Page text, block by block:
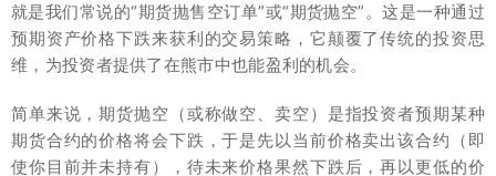
就是我们常说的“期货抛售空订单”或“期货抛空”。这是一种通过
预期资产价格下跌来获利的交易策略，它颠覆了传统的投资思
维，为投资者提供了在熊市中也能盈利的机会。
简单来说，期货抛空（或称做空、卖空）是指投资者预期某种
期货合约的价格将会下跌，于是先以当前价格卖出该合约（即
使你目前并未持有），待未来价格果然下跌后，再以更低的价